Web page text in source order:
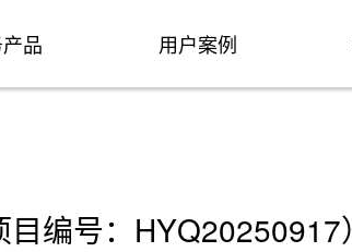
品 用户案例
编号：HYQ20250917）